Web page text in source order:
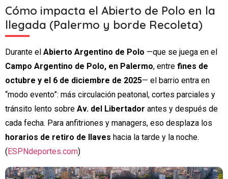
Cómo impacta el Abierto de Polo en la
llegada (Palermo y borde Recoleta)
Durante el Abierto Argentino de Polo —que se juega en el
Campo Argentino de Polo, en Palermo, entre fines de
octubre y el 6 de diciembre de 2025— el barrio entra en
“modo evento”: más circulación peatonal, cortes parciales y
tránsito lento sobre Av. del Libertador antes y después de
cada fecha. Para anfitriones y managers, eso desplaza los
horarios de retiro de llaves hacia la tarde y la noche.
( ESPNdeportes.com)